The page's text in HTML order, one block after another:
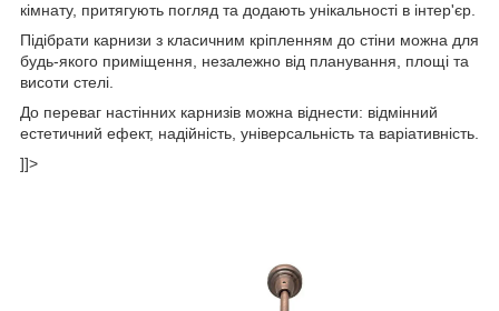
кімнату, притягують погляд та додають унікальності в інтер'єр.
Підібрати карнизи з класичним кріпленням до стіни можна для
будь-якого приміщення, незалежно від планування, площі та
висоти стелі.
До переваг настінних карнизів можна віднести: відмінний
естетичний ефект, надійність, універсальність та варіативність.
]]>